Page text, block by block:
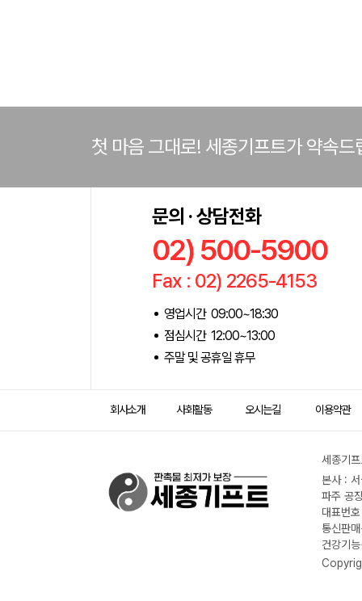
첫 마음 그대로! 세종기프트가 약속드
문의 · 상담전화
02) 500-5900
Fax : 02) 2265-4153
영업시간 09:00~18:30
점심시간 12:00~13:00
주말 및 공휴일 휴무
회사소개 사회활동 오시는길 이용약관
세종기
본사 :
파주 공
대표번
통신판
건강기